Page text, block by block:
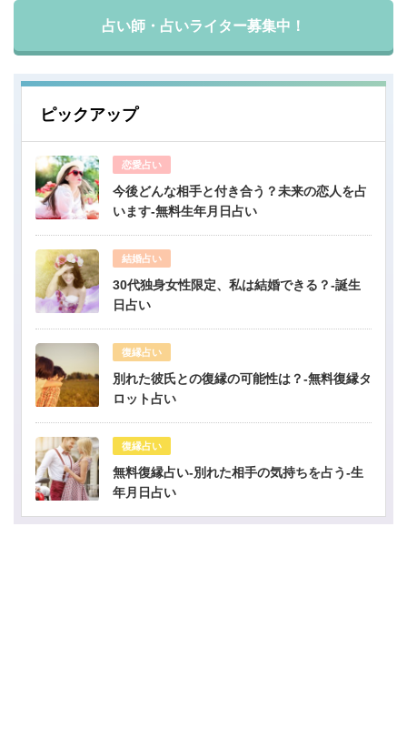
占い師・占いライター募集中！
ピックアップ
恋愛占い
今後どんな相手と付き合う？未来の恋人を占
います-無料生年月日占い
結婚占い
30代独身女性限定、私は結婚できる？-誕生
日占い
復縁占い
別れた彼氏との復縁の可能性は？-無料復縁タ
ロット占い
復縁占い
無料復縁占い-別れた相手の気持ちを占う-生
年月日占い